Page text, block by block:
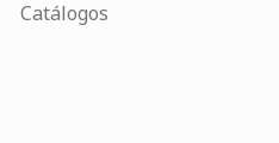
Catálogos